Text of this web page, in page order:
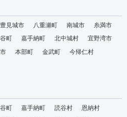
豊見城市 八重瀬町 南城市
糸満市
町 嘉手納町 北中城村
宜野湾市
本部町 金武町
今帰仁村
町 嘉手納町 読谷村
恩納村